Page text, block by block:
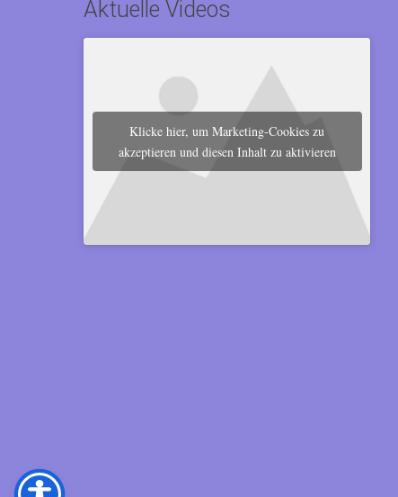
Aktuelle Videos
Klicke hier, um Marketing-Cookies zu
akzeptieren und diesen Inhalt zu aktivieren